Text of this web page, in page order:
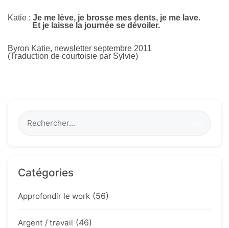
Katie : Je me lève, je brosse mes dents, je me lave.
Et je laisse la journée se dévoiler.
Byron Katie, newsletter septembre 2011
(Traduction de courtoisie par Sylvie)
Catégories
Approfondir le work (56)
Argent / travail (46)